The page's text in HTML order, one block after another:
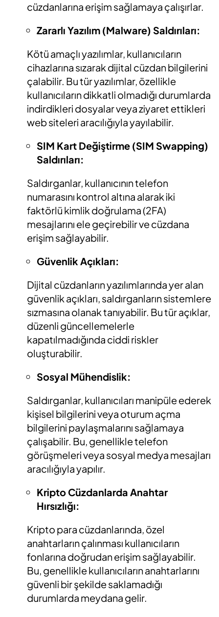
cüzdanlarına erişim sağlamaya çalışırlar.
Zararlı Yazılım (Malware) Saldırıları:
Kötü amaçlı yazılımlar, kullanıcıların
cihazlarına sızarak dijital cüzdan bilgilerini
çalabilir. Bu tür yazılımlar, özellikle
kullanıcıların dikkatli olmadığı durumlarda
indirdikleri dosyalar veya ziyaret ettikleri
web siteleri aracılığıyla yayılabilir.
SIM Kart Değiştirme (SIM Swapping)
Saldırıları:
Saldırganlar, kullanıcının telefon
numarasını kontrol altına alarak iki
faktörlü kimlik doğrulama (2FA)
mesajlarını ele geçirebilir ve cüzdana
erişim sağlayabilir.
Güvenlik Açıkları:
Dijital cüzdanların yazılımlarında yer alan
güvenlik açıkları, saldırganların sistemlere
sızmasına olanak tanıyabilir. Bu tür açıklar,
düzenli güncellemelerle
kapatılmadığında ciddi riskler
oluşturabilir.
Sosyal Mühendislik:
Saldırganlar, kullanıcıları manipüle ederek
kişisel bilgilerini veya oturum açma
bilgilerini paylaşmalarını sağlamaya
çalışabilir. Bu, genellikle telefon
görüşmeleri veya sosyal medya mesajları
aracılığıyla yapılır.
Kripto Cüzdanlarda Anahtar
Hırsızlığı:
Kripto para cüzdanlarında, özel
anahtarların çalınması kullanıcıların
fonlarına doğrudan erişim sağlayabilir.
Bu, genellikle kullanıcıların anahtarlarını
güvenli bir şekilde saklamadığı
durumlarda meydana gelir.